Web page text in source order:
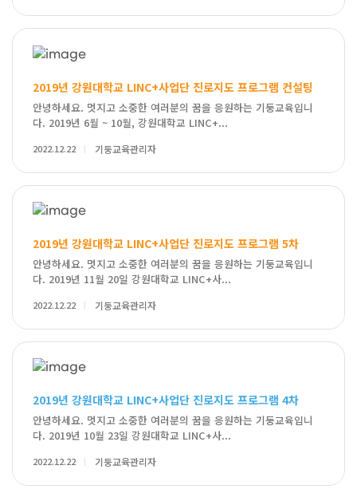
2019년 강원대학교 LINC+사업단 진로지도 프로그램 컨설팅
안녕하세요. 멋지고 소중한 여러분의 꿈을 응원하는 기둥교육입니
다. 2019년 6월 ~ 10월, 강원대학교 LINC+...
2022.12.22 기둥교육관리자
2019년 강원대학교 LINC+사업단 진로지도 프로그램 5차
안녕하세요. 멋지고 소중한 여러분의 꿈을 응원하는 기둥교육입니
다. 2019년 11월 20일 강원대학교 LINC+사...
2022.12.22 기둥교육관리자
2019년 강원대학교 LINC+사업단 진로지도 프로그램 4차
안녕하세요. 멋지고 소중한 여러분의 꿈을 응원하는 기둥교육입니
다. 2019년 10월 23일 강원대학교 LINC+사...
2022.12.22 기둥교육관리자